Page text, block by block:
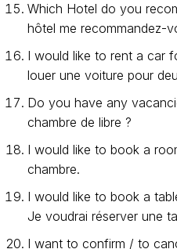
Which Hotel do you
hôtel me recommandez-
I would like to rent a car
louer une voiture pour
Do you have any
chambre de libre ?
I would like to book a
chambre.
I would like to book a
Je voudrai réserver une
I want to confirm / to